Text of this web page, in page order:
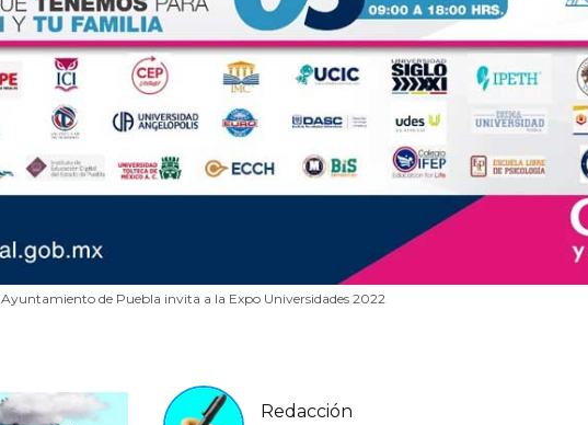
Ayuntamiento de Puebla invita a la Expo Universidades 2022
Redacción